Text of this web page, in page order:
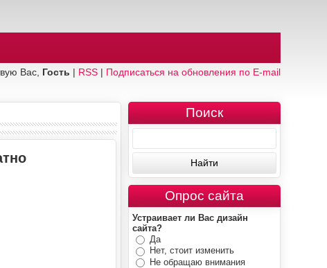
Вас, Гость | RSS| Подписаться на обновления по E-mail
Поиск
Опрос сайта
Устраивает ли Вас дизайн
сайта?
Да
Нет, стоит изменить
Не обращаю внимания